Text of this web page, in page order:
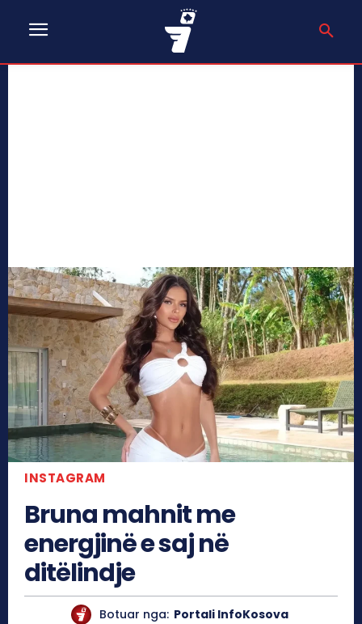
INSTAGRAM
Bruna mahnit me
energjinë e saj në
ditëlindje
Botuar nga: Portali InfoKosova